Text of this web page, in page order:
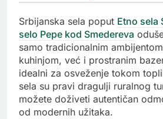
Srbijanska sela poput Etno sela
selo Pepe kod Smedereva
samo tradicionalnim
kuhinjom, već i prostranim
idealni za osveženje tokom
sela su pravi dragulji ruralnog
možete doživeti autentičan
od modernih užitaka.